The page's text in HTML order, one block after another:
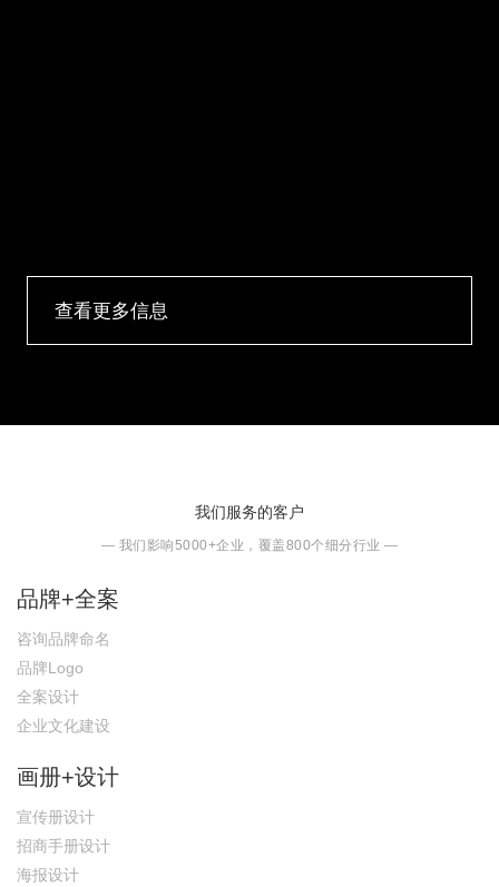
查看更多信息
我们服务的客户
— 我们影响5000+企业，覆盖800个细分行业 —
品牌+全案
咨询品牌命名
品牌Logo
全案设计
企业文化建设
画册+设计
宣传册设计
招商手册设计
海报设计